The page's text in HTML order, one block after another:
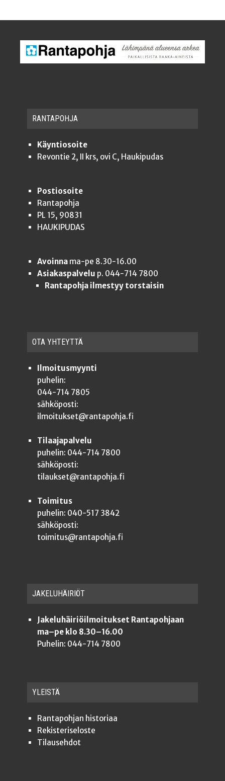
RAN­TA­POH­JA
Käyntiosoite
Revontie 2, II krs, ovi C, Haukipudas
Postiosoite
Rantapohja
PL 15, 90831
HAUKIPUDAS
Avoinnama-pe 8.30-16.00
Asiakaspalvelu p. 044-714 7800
Rantapohja ilmestyy torstaisin
OTA YHTEYT­TÄ
Ilmoitusmyynti
puhelin:
044-714 7805
sähköposti:
ilmoitukset@rantapohja.fi
Tilaajapalvelu
puhelin: 044-714 7800
sähköposti:
tilaukset@rantapohja.fi
Toimitus
puhelin: 040-517 3842
sähköposti:
toimitus@rantapohja.fi
JAKE­LU­HÄI­RIÖT
Jakeluhäiriöilmoitukset Rantapohjaan
ma–pe klo 8.30–16.00
Puhelin: 044-714 7800
YLEISTÄ
Ran­ta­poh­jan historiaa
Rekis­te­ri­se­los­te
Tilauseh­dot